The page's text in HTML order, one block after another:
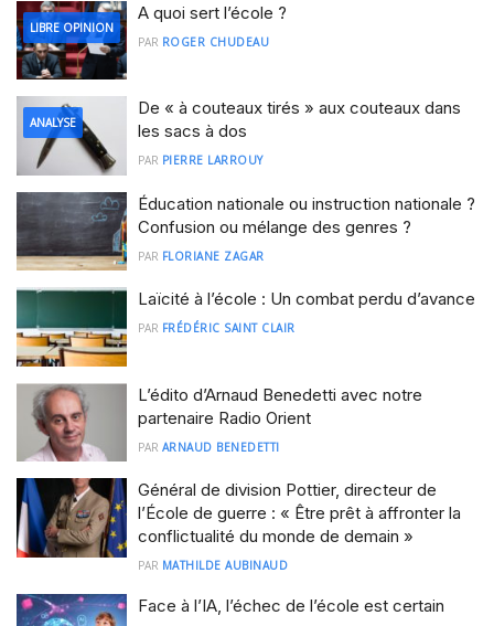
LIBRE OPINION
A quoi sert l’école ?
PAR ROGER CHUDEAU
ANALYSE
De « à couteaux tirés » aux couteaux dans
les sacs à dos
PAR PIERRE LARROUY
Éducation nationale ou instruction nationale ?
Confusion ou mélange des genres ?
PAR FLORIANE ZAGAR
Laïcité à l’école : Un combat perdu d’avance
PAR FRÉDÉRIC SAINT CLAIR
L’édito d’Arnaud Benedetti avec notre
partenaire Radio Orient
PAR ARNAUD BENEDETTI
Général de division Pottier, directeur de
l’École de guerre : « Être prêt à affronter la
conflictualité du monde de demain »
PAR MATHILDE AUBINAUD
Face à l’IA, l’échec de l’école est certain